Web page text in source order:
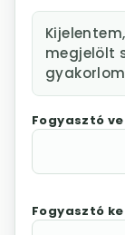
megjelölt
Fogyasztó
Fogyasztó